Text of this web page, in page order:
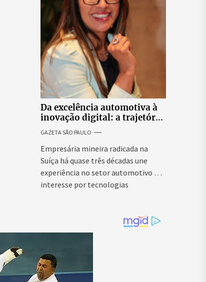
Da excelência automotiva à
inovação digital: a trajetória
internacional da empresária
Adriene Silva
GAZETA SÃO PAULO
Empresária mineira radicada na
Suíça há quase três décadas une
experiência no setor automotivo e
interesse por tecnologias